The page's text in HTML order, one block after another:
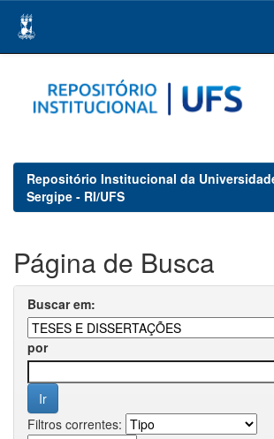
navigation
Repositório Institucional da
Sergipe - RI/UFS
Página de Busca
Buscar em:
por
Filtros correntes: